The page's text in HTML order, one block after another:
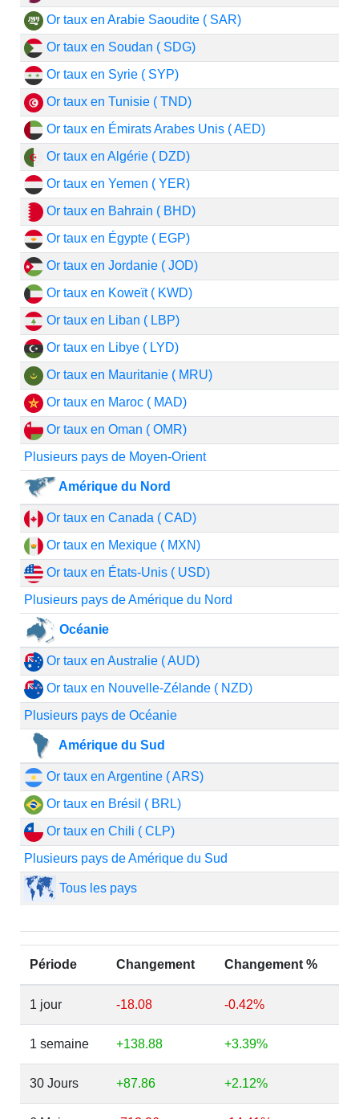
Or taux en Arabie Saoudite ( SAR)
Or taux en Soudan ( SDG)
Or taux en Syrie ( SYP)
Or taux en Tunisie ( TND)
Or taux en Émirats Arabes Unis ( AED)
Or taux en Algérie ( DZD)
Or taux en Yemen ( YER)
Or taux en Bahrain ( BHD)
Or taux en Égypte ( EGP)
Or taux en Jordanie ( JOD)
Or taux en Koweït ( KWD)
Or taux en Liban ( LBP)
Or taux en Libye ( LYD)
Or taux en Mauritanie ( MRU)
Or taux en Maroc ( MAD)
Or taux en Oman ( OMR)
Plusieurs pays de Moyen-Orient
Amérique du Nord
Or taux en Canada ( CAD)
Or taux en Mexique ( MXN)
Or taux en États-Unis ( USD)
Plusieurs pays de Amérique du Nord
Océanie
Or taux en Australie ( AUD)
Or taux en Nouvelle-Zélande ( NZD)
Plusieurs pays de Océanie
Amérique du Sud
Or taux en Argentine ( ARS)
Or taux en Brésil ( BRL)
Or taux en Chili ( CLP)
Plusieurs pays de Amérique du Sud
Tous les pays
Période Changement Changement %
1 jour -18.08 -0.42%
1 semaine +138.88 +3.39%
30 Jours +87.86 +2.12%